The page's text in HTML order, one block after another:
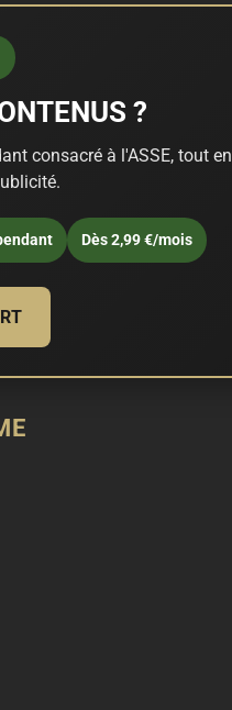
?
consacré à l'ASSE, tout en
Dès 2,99 €/mois